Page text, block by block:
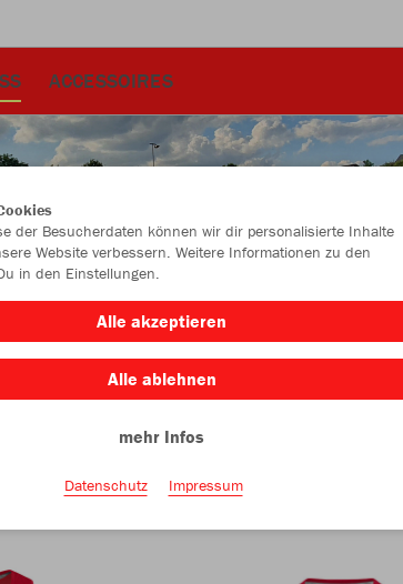
ACCESSOIRES
der Besucherdaten können wir dir personalisierte Inhalte
Website verbessern. Weitere Informationen zu den
in den Einstellungen.
Alle akzeptieren
Alle ablehnen
mehr Infos
Datenschutz Impressum